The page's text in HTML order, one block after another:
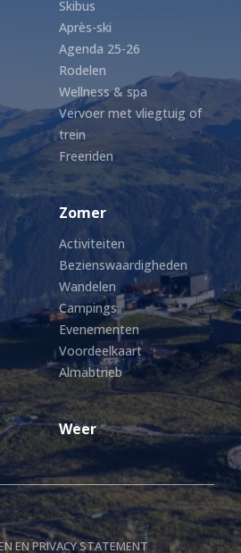
Skibus
Après-ski
Agenda 25-26
Rodelen
Wellness & spa
Vervoer met vliegtuig of
trein
Freeriden
Zomer
Activiteiten
Bezienswaardigheden
Wandelen
Campings
Evenementen
Voordeelkaart
Almabtrieb
Weer
EN PRIVACY STATEMENT